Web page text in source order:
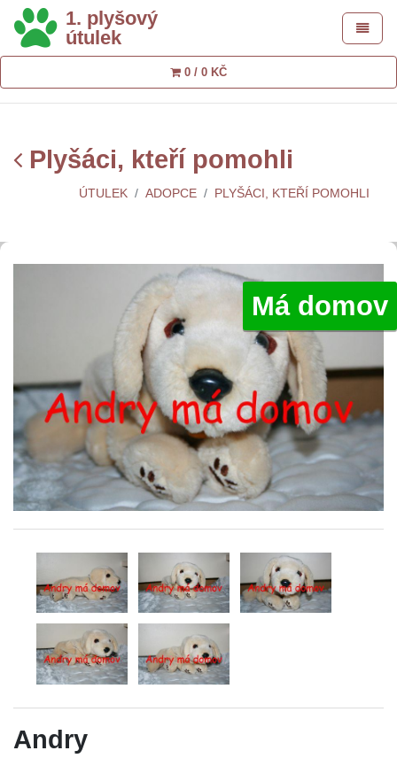
1. plyšový
útulek
Toggle
0 / 0 KČ
Plyšáci, kteří pomohli
ÚTULEK ADOPCE PLYŠÁCI, KTEŘÍ POMOHLI
Má domov
Andry